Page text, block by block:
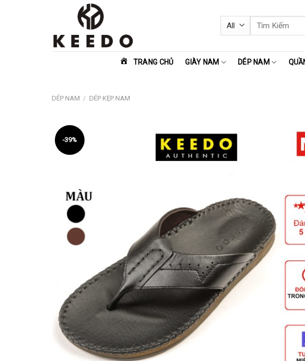
Tìm
kiếm:
TRANG CHỦ GIÀY NAM DÉP NAM
DÉP NAM / DÉP KẸP NAM
-39%